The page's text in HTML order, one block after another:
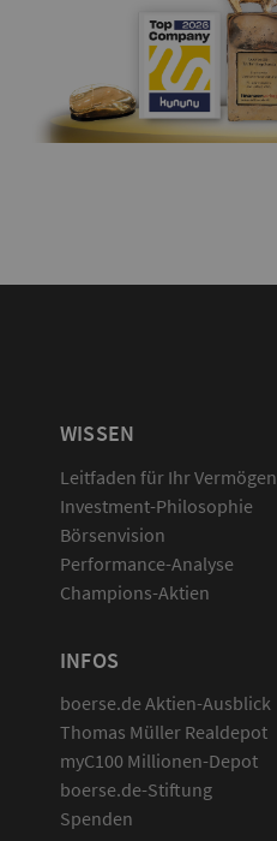
WISSEN
Leitfaden für Ihr Vermögen
Investment-Philosophie
Börsenvision
Performance-Analyse
Champions-Aktien
INFOS
boerse.de Aktien-Ausblick
Thomas Müller Realdepot
myC100 Millionen-Depot
boerse.de-Stiftung
Spenden